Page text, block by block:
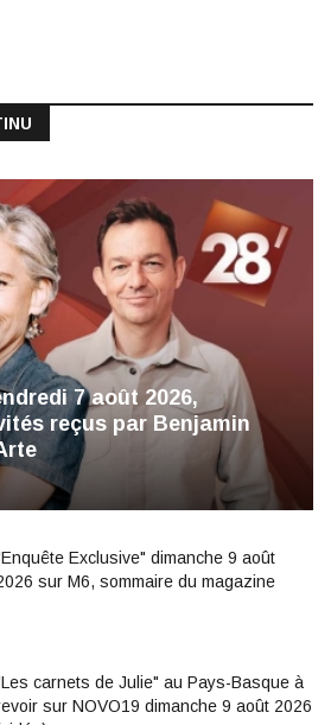
7 août 2026,
reçus par Benjamin
Exclusive" dimanche 9 août
sur M6, sommaire du magazine
carnets de Julie" au Pays-Basque à
sur NOVO19 dimanche 9 août 2026